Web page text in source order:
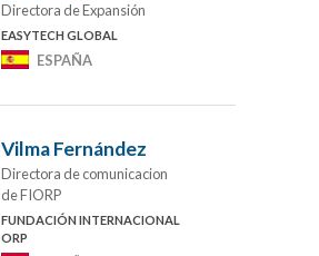
Directora de Expansión
EASYTECH GLOBAL
ESPAÑA
Vilma Fernández
Directora de comunicacion
de FIORP
FUNDACIÓN INTERNACIONAL
ORP